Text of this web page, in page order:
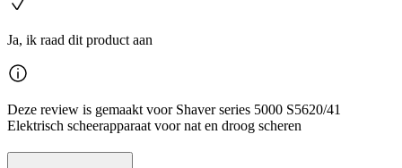
Ja, ik raad dit product aan
Deze review is gemaakt voor Shaver series 5000 S5620/41
Elektrisch scheerapparaat voor nat en droog scheren